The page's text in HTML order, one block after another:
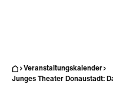
Veranstaltungskalender
Junges Theater Donaustadt: